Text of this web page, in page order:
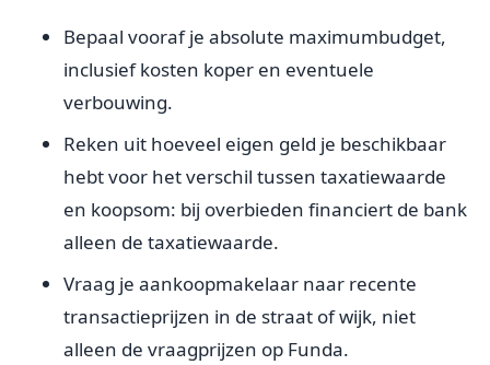
Bepaal vooraf je absolute maximumbudget,
inclusief kosten koper en eventuele
verbouwing.
Reken uit hoeveel eigen geld je beschikbaar
hebt voor het verschil tussen taxatiewaarde
en koopsom: bij overbieden financiert de bank
alleen de taxatiewaarde.
Vraag je aankoopmakelaar naar recente
transactieprijzen in de straat of wijk, niet
alleen de vraagprijzen op Funda.